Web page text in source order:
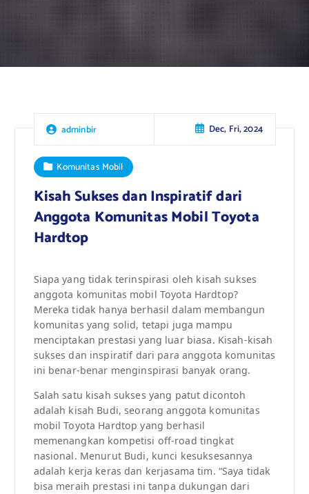
adminbir Dec, Fri, 2024
Komunitas Mobil
Kisah Sukses dan Inspiratif dari
Anggota Komunitas Mobil Toyota
Hardtop
Siapa yang tidak terinspirasi oleh kisah sukses
anggota komunitas mobil Toyota Hardtop?
Mereka tidak hanya berhasil dalam membangun
komunitas yang solid, tetapi juga mampu
menciptakan prestasi yang luar biasa. Kisah-kisah
sukses dan inspiratif dari para anggota komunitas
ini benar-benar menginspirasi banyak orang.
Salah satu kisah sukses yang patut dicontoh
adalah kisah Budi, seorang anggota komunitas
mobil Toyota Hardtop yang berhasil
memenangkan kompetisi off-road tingkat
nasional. Menurut Budi, kunci kesuksesannya
adalah kerja keras dan kerjasama tim. “Saya tidak
bisa meraih prestasi ini tanpa dukungan dari